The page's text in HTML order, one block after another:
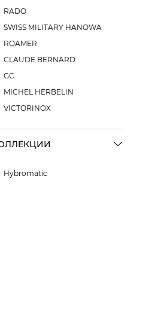
RADO
SWISS MILITARY HANOWA
ROAMER
CLAUDE BERNARD
GC
MICHEL HERBELIN
VICTORINOX
Hybromatic
DERBY